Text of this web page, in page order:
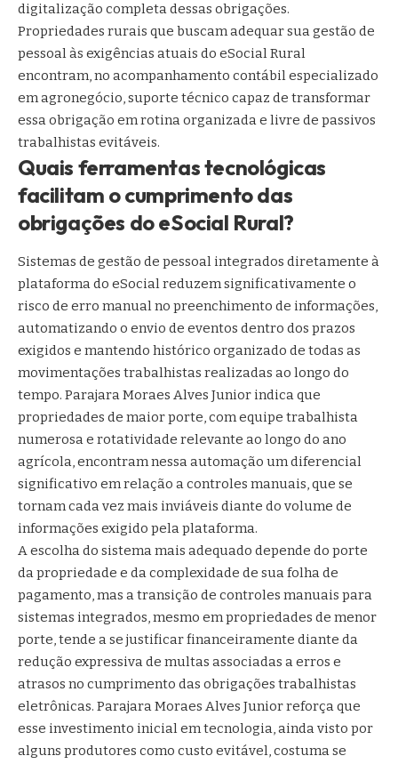
digitalização completa dessas obrigações.
Propriedades rurais que buscam adequar sua gestão de
pessoal às exigências atuais do eSocial Rural
encontram, no acompanhamento contábil especializado
em agronegócio, suporte técnico capaz de transformar
essa obrigação em rotina organizada e livre de passivos
trabalhistas evitáveis.
Quais ferramentas tecnológicas
facilitam o cumprimento das
obrigações do eSocial Rural?
Sistemas de gestão de pessoal integrados diretamente à
plataforma do eSocial reduzem significativamente o
risco de erro manual no preenchimento de informações,
automatizando o envio de eventos dentro dos prazos
exigidos e mantendo histórico organizado de todas as
movimentações trabalhistas realizadas ao longo do
tempo. Parajara Moraes Alves Junior indica que
propriedades de maior porte, com equipe trabalhista
numerosa e rotatividade relevante ao longo do ano
agrícola, encontram nessa automação um diferencial
significativo em relação a controles manuais, que se
tornam cada vez mais inviáveis diante do volume de
informações exigido pela plataforma.
A escolha do sistema mais adequado depende do porte
da propriedade e da complexidade de sua folha de
pagamento, mas a transição de controles manuais para
sistemas integrados, mesmo em propriedades de menor
porte, tende a se justificar financeiramente diante da
redução expressiva de multas associadas a erros e
atrasos no cumprimento das obrigações trabalhistas
eletrônicas. Parajara Moraes Alves Junior reforça que
esse investimento inicial em tecnologia, ainda visto por
alguns produtores como custo evitável, costuma se